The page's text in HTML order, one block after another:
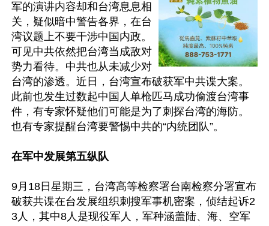
军的演讲内容却和台湾息息相
关，疑似暗中警告各界，在台
湾议题上不要干涉中国内政。
可见中共依然把台湾当成敌对
势力看待。中共也从未减少对
台湾的渗透。近日，台湾宣布破获军中共谍大案。
此前也发生过数起中国人单枪匹马成功偷渡台湾事
件，有专家怀疑他们可能是为了刺探台湾的海防。
也有专家提醒台湾要警惕中共的“内统团队”。
在军中发展第五纵队
9月18日星期三，台湾高等检察署台南检察分署宣布
破获共谍在台发展组织刺搜军事机密案，侦结起诉2
3人，其中8人是现役军人，军种涵盖陆、海、空军